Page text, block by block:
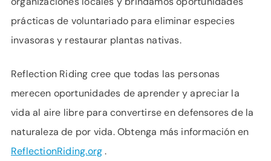
prácticas de voluntariado para eliminar especies
invasoras y restaurar plantas nativas.
Reflection Riding cree que todas las personas
merecen oportunidades de aprender y apreciar la
vida al aire libre para convertirse en defensores de la
naturaleza de por vida. Obtenga más información en
ReflectionRiding.org.